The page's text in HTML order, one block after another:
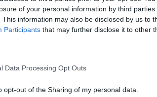
of your personal information by third parties
This information may also be disclosed by us to
Participants that may further disclose it to other
Data Processing Opt Outs
opt-out of the Sharing of my personal data.
"Sem __!", o mesmo que